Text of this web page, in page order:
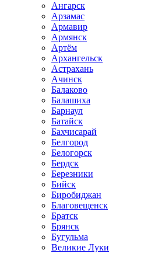
Ангарск
Арзамас
Армавир
Армянск
Артём
Архангельск
Астрахань
Ачинск
Балаково
Балашиха
Барнаул
Батайск
Бахчисарай
Белгород
Белогорск
Бердск
Березники
Бийск
Биробиджан
Благовещенск
Братск
Брянск
Бугульма
Великие Луки